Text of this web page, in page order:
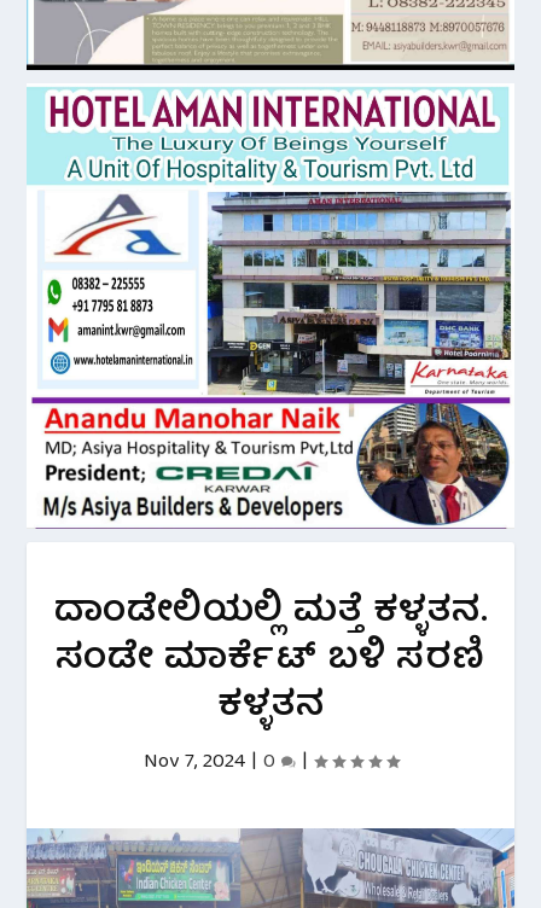
ದಾಂಡೇಲಿಯಲ್ಲಿ ಮತ್ತೆ ಕಳ್ಳತನ.
ಸಂಡೇ ಮಾರ್ಕೆಟ್ ಬಳಿ ಸರಣಿ
ಕಳ್ಳತನ
Nov 7, 2024| 0 |